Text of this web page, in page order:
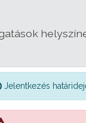
Jelentkezés